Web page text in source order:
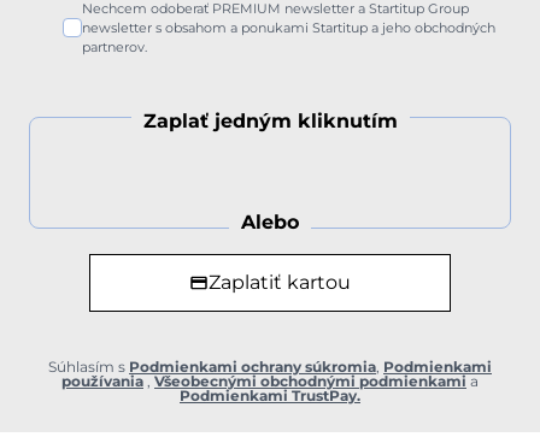
Nechcem odoberať PREMIUM newsletter a Startitup Group
newsletter s obsahom a ponukami Startitup a jeho obchodných
partnerov.
Zaplať jedným kliknutím
Alebo
Zaplatiť kartou
Súhlasím s Podmienkami ochrany súkromia, Podmienkami
používania , Všeobecnými obchodnými podmienkami a
Podmienkami TrustPay.